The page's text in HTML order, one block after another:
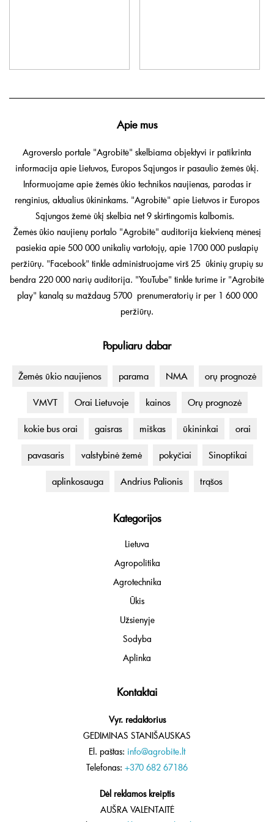
Apie mus
Agroverslo portale "Agrobitė" skelbiama objektyvi ir patikrinta
informacija apie Lietuvos, Europos Sąjungos ir pasaulio žemės ūkį.
Informuojame apie žemės ūkio technikos naujienas, parodas ir
renginius, aktualius ūkininkams. "Agrobitė" apie Lietuvos ir Europos
Sąjungos žemė ūkį skelbia net 9 skirtingomis kalbomis.
Žemės ūkio naujienų portalo "Agrobitė" auditorija kiekvieną mėnesį
pasiekia apie 500 000 unikalių vartotojų, apie 1700 000 puslapių
peržiūrų. "Facebook" tinkle administruojame virš 25 ūkinių grupių su
bendra 220 000 narių auditorija. "YouTube" tinkle turime ir "Agrobitė
play" kanalą su maždaug 5700 prenumeratorių ir per 1 600 000
peržiūrų.
Populiaru dabar
Žemės ūkio naujienos parama NMA orų prognozė
VMVT Orai Lietuvoje kainos Orų prognozė
kokie bus orai gaisras miškas ūkininkai orai
pavasaris valstybinė žemė pokyčiai Sinoptikai
aplinkosauga Andrius Palionis trąšos
Kategorijos
Lietuva
Agropolitika
Agrotechnika
Ūkis
Užsienyje
Sodyba
Aplinka
Kontaktai
Vyr. redaktorius
GEDIMINAS STANIŠAUSKAS
El. paštas: info@agrobite.lt
Telefonas: +370 682 67186
Dėl reklamos kreiptis
AUŠRA VALENTAITĖ